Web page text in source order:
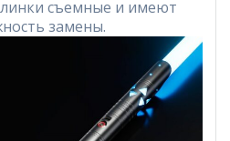
съемные и имеют
замены.